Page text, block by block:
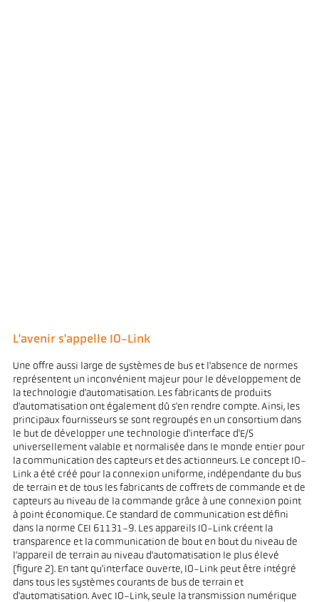
L'avenir s'appelle IO-Link
Une offre aussi large de systèmes de bus et l'absence de normes
représentent un inconvénient majeur pour le développement de
la technologie d'automatisation. Les fabricants de produits
d'automatisation ont également dû s'en rendre compte. Ainsi, les
principaux fournisseurs se sont regroupés en un consortium dans
le but de développer une technologie d'interface d'E/S
universellement valable et normalisée dans le monde entier pour
la communication des capteurs et des actionneurs. Le concept IO-
Link a été créé pour la connexion uniforme, indépendante du bus
de terrain et de tous les fabricants de coffrets de commande et de
capteurs au niveau de la commande grâce à une connexion point
à point économique. Ce standard de communication est défini
dans la norme CEI 61131-9. Les appareils IO-Link créent la
transparence et la communication de bout en bout du niveau de
l'appareil de terrain au niveau d'automatisation le plus élevé
(figure 2). En tant qu'interface ouverte, IO-Link peut être intégré
dans tous les systèmes courants de bus de terrain et
d'automatisation. Avec IO-Link, seule la transmission numérique